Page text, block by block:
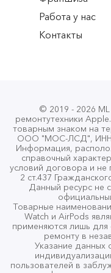
Роман
21.02.2026
дали гарантию
ДТ Даниил
17.02.2026
Много мест
телефон. Так вот)
очень быстро,
всех❤️
сразу к ним)
Работа у нас
Контакты
© 2019 - 2026
ремонтутехники
товарным знаком на
ООО "МОС-ЛСД", ИНН
Информация,
справочный
условий договора и не
2 ст.437
Данный ресурс не
Товарные
Watch и AirPods
применяются лишь
ремонту в
Указание данных
пользователей в